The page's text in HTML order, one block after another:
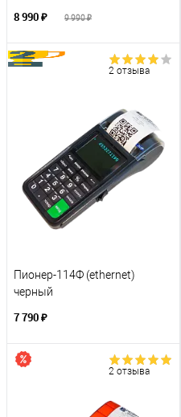
8 990 ₽ 9 990 ₽
2 отзыва
Пионер-114Ф (ethernet)
черный
7 790 ₽
2 отзыва